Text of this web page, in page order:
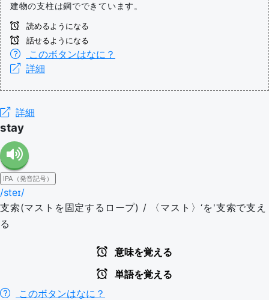
建物の支柱は鋼でできています。
読めるようになる
話せるようになる
このボタンはなに？
詳細
詳細
stay
IPA（発音記号）
/steɪ/
支索(マストを固定するロープ) / 〈マスト〉‘を'支索で支え
る
意味を覚える
単語を覚える
このボタンはなに？